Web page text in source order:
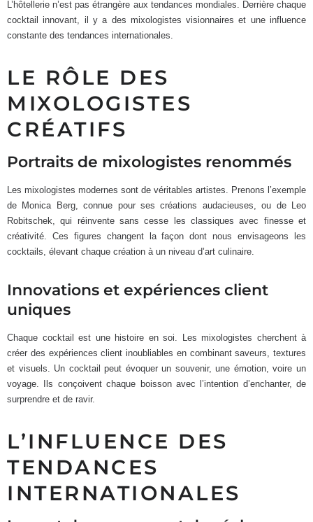
L’hôtellerie n’est pas étrangère aux tendances mondiales. Derrière chaque
cocktail innovant, il y a des mixologistes visionnaires et une influence
constante des tendances internationales.
LE RÔLE DES
MIXOLOGISTES
CRÉATIFS
Portraits de mixologistes renommés
Les mixologistes modernes sont de véritables artistes. Prenons l’exemple
de Monica Berg, connue pour ses créations audacieuses, ou de Leo
Robitschek, qui réinvente sans cesse les classiques avec finesse et
créativité. Ces figures changent la façon dont nous envisageons les
cocktails, élevant chaque création à un niveau d’art culinaire.
Innovations et expériences client
uniques
Chaque cocktail est une histoire en soi. Les mixologistes cherchent à
créer des expériences client inoubliables en combinant saveurs, textures
et visuels. Un cocktail peut évoquer un souvenir, une émotion, voire un
voyage. Ils conçoivent chaque boisson avec l’intention d’enchanter, de
surprendre et de ravir.
L’INFLUENCE DES
TENDANCES
INTERNATIONALES